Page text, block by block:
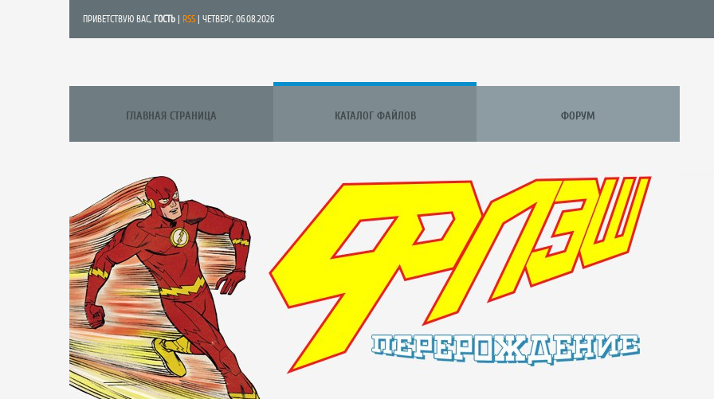
ПРИВЕТСТВУЮ ВАС, ГОСТЬ RSS | ЧЕТВЕРГ, 06.08.2026
ГЛАВНАЯ СТРАНИЦА КАТАЛОГ ФАЙЛОВ ФОРУМ